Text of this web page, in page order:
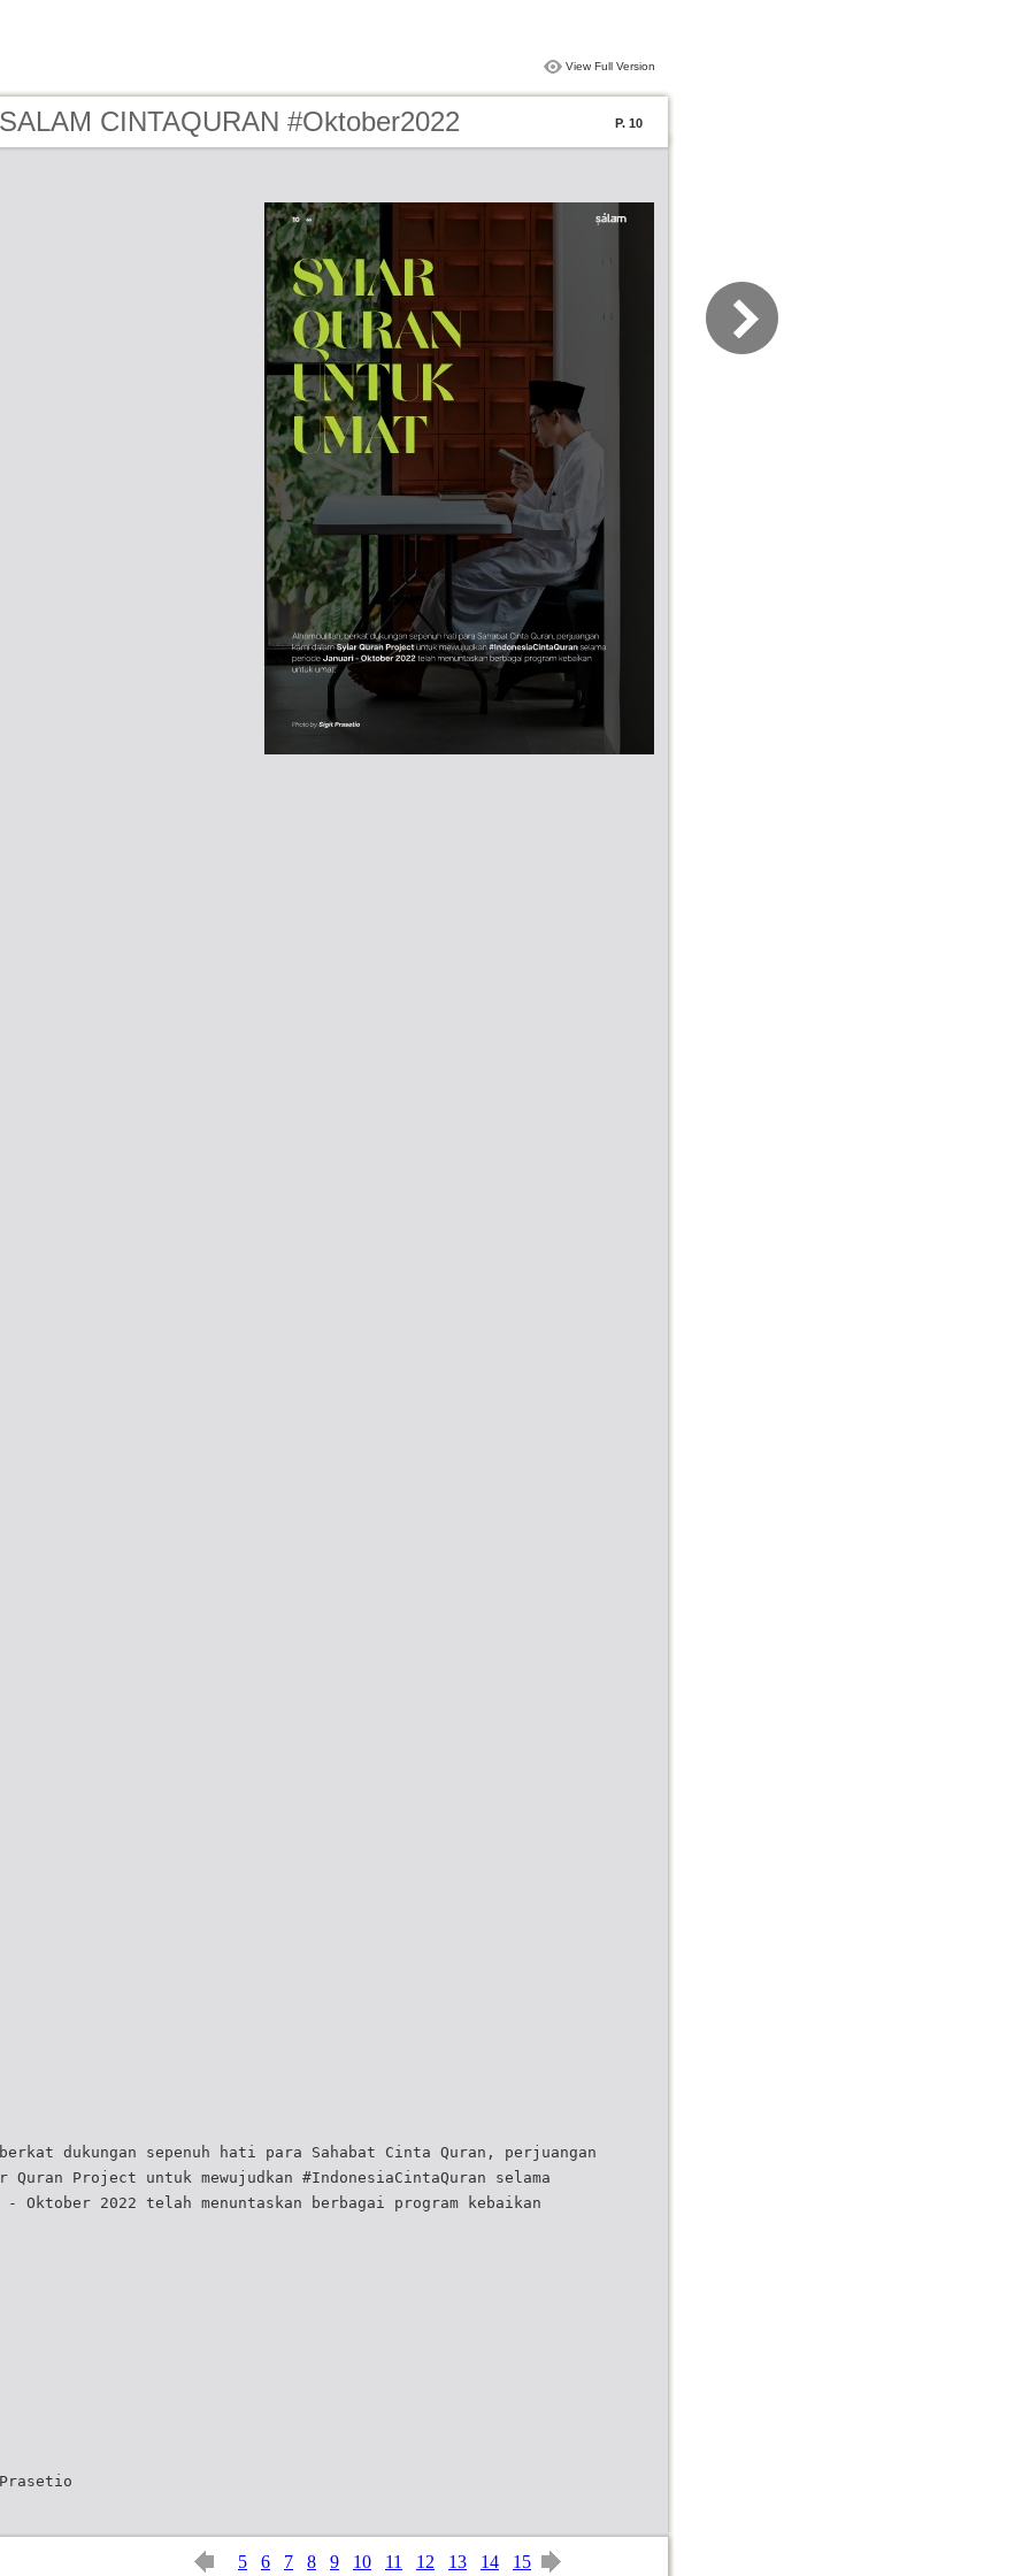
View Full Version
CINTAQURAN #Oktober2022 P. 10
dukungan sepenuh hati para Sahabat Cinta Quran, perjuangan
Quran Project untuk mewujudkan #IndonesiaCintaQuran selama
Oktober 2022 telah menuntaskan berbagai program kebaikan
5 6 7 8 9 10 11 12 13 14 15